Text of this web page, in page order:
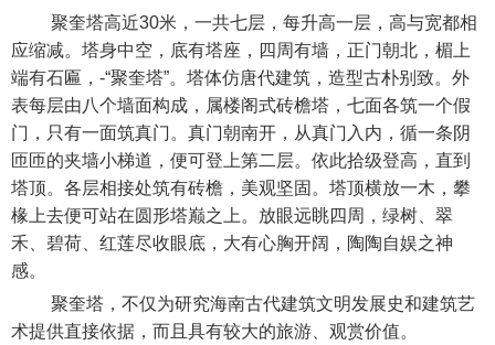
聚奎塔高近30米，一共七层，每升高一层，高与宽都相
应缩减。塔身中空，底有塔座，四周有墙，正门朝北，楣上
端有石匾，-“聚奎塔”。塔体仿唐代建筑，造型古朴别致。外
表每层由八个墙面构成，属楼阁式砖檐塔，七面各筑一个假
门，只有一面筑真门。真门朝南开，从真门入内，循一条阴
匝匝的夹墙小梯道，便可登上第二层。依此拾级登高，直到
塔顶。各层相接处筑有砖檐，美观坚固。塔顶横放一木，攀
椽上去便可站在圆形塔巅之上。放眼远眺四周，绿树、翠
禾、碧荷、红莲尽收眼底，大有心胸开阔，陶陶自娱之神
感。
聚奎塔，不仅为研究海南古代建筑文明发展史和建筑艺
术提供直接依据，而且具有较大的旅游、观赏价值。